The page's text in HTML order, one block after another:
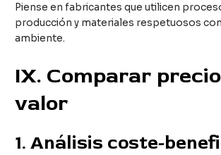
Piense en fabricantes que utilicen
producción y materiales respetuosos
ambiente.
IX. Comparar
valor
1.Análisis coste-